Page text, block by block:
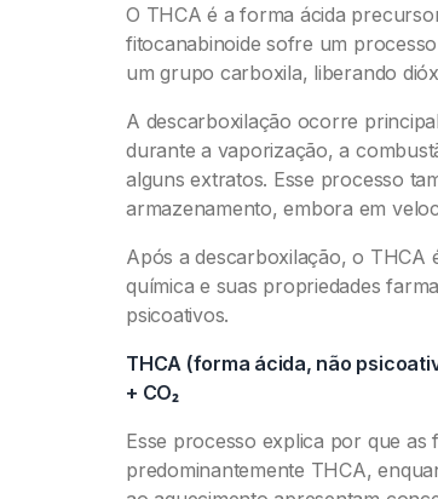
O THCA é a forma ácida
fitocanabinoide sofre um
um grupo carboxila, liberando
A descarboxilação ocorre
durante a vaporização, a
alguns extratos. Esse processo
armazenamento, embora em
Após a descarboxilação, o THCA
química e suas propriedades
psicoativos.
THCA (forma ácida, não
+ CO₂
Esse processo explica por que as
predominantemente THCA,